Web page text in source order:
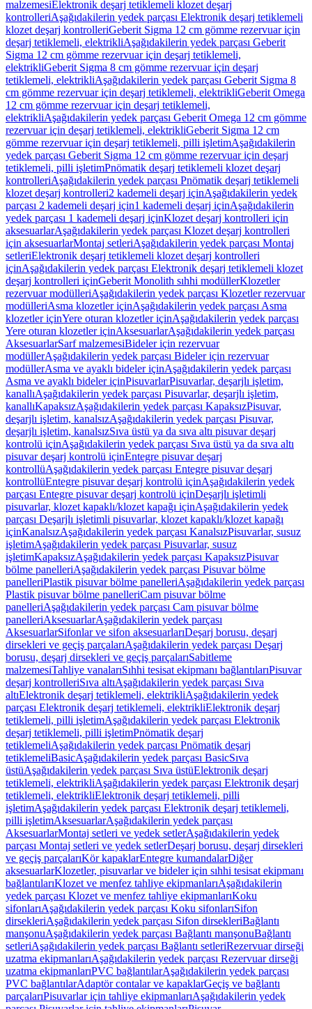
malzemesiElektronik deşarj tetiklemeli klozet deşarj
kontrolleriAşağıdakilerin yedek parçası Elektronik deşarj tetiklemeli
klozet deşarj kontrolleriGeberit Sigma 12 cm gömme rezervuar için
deşarj tetiklemeli, elektrikliAşağıdakilerin yedek parçası Geberit
Sigma 12 cm gömme rezervuar için deşarj tetiklemeli,
elektrikliGeberit Sigma 8 cm gömme rezervuar için deşarj
tetiklemeli, elektrikliAşağıdakilerin yedek parçası Geberit Sigma 8
cm gömme rezervuar için deşarj tetiklemeli, elektrikliGeberit Omega
12 cm gömme rezervuar için deşarj tetiklemeli,
elektrikliAşağıdakilerin yedek parçası Geberit Omega 12 cm gömme
rezervuar için deşarj tetiklemeli, elektrikliGeberit Sigma 12 cm
gömme rezervuar için deşarj tetiklemeli, pilli işletimAşağıdakilerin
yedek parçası Geberit Sigma 12 cm gömme rezervuar için deşarj
tetiklemeli, pilli işletimPnömatik deşarj tetiklemeli klozet deşarj
kontrolleriAşağıdakilerin yedek parçası Pnömatik deşarj tetiklemeli
klozet deşarj kontrolleri2 kademeli deşarj içinAşağıdakilerin yedek
parçası 2 kademeli deşarj için1 kademeli deşarj içinAşağıdakilerin
yedek parçası 1 kademeli deşarj içinKlozet deşarj kontrolleri için
aksesuarlarAşağıdakilerin yedek parçası Klozet deşarj kontrolleri
için aksesuarlarMontaj setleriAşağıdakilerin yedek parçası Montaj
setleriElektronik deşarj tetiklemeli klozet deşarj kontrolleri
içinAşağıdakilerin yedek parçası Elektronik deşarj tetiklemeli klozet
deşarj kontrolleri içinGeberit Monolith sıhhi modüllerKlozetler
rezervuar modülleriAşağıdakilerin yedek parçası Klozetler rezervuar
modülleriAsma klozetler içinAşağıdakilerin yedek parçası Asma
klozetler içinYere oturan klozetler içinAşağıdakilerin yedek parçası
Yere oturan klozetler içinAksesuarlarAşağıdakilerin yedek parçası
AksesuarlarSarf malzemesiBideler için rezervuar
modüllerAşağıdakilerin yedek parçası Bideler için rezervuar
modüllerAsma ve ayaklı bideler içinAşağıdakilerin yedek parçası
Asma ve ayaklı bideler içinPisuvarlarPisuvarlar, deşarjlı işletim,
kanallıAşağıdakilerin yedek parçası Pisuvarlar, deşarjlı işletim,
kanallıKapaksızAşağıdakilerin yedek parçası KapaksızPisuvar,
deşarjlı işletim, kanalsızAşağıdakilerin yedek parçası Pisuvar,
deşarjlı işletim, kanalsızSıva üstü ya da sıva altı pisuvar deşarj
kontrolü içinAşağıdakilerin yedek parçası Sıva üstü ya da sıva altı
pisuvar deşarj kontrolü içinEntegre pisuvar deşarj
kontrollüAşağıdakilerin yedek parçası Entegre pisuvar deşarj
kontrollüEntegre pisuvar deşarj kontrolü içinAşağıdakilerin yedek
parçası Entegre pisuvar deşarj kontrolü içinDeşarjlı işletimli
pisuvarlar, klozet kapaklı/klozet kapağı içinAşağıdakilerin yedek
parçası Deşarjlı işletimli pisuvarlar, klozet kapaklı/klozet kapağı
içinKanalsızAşağıdakilerin yedek parçası KanalsızPisuvarlar, susuz
işletimAşağıdakilerin yedek parçası Pisuvarlar, susuz
işletimKapaksızAşağıdakilerin yedek parçası KapaksızPisuvar
bölme panelleriAşağıdakilerin yedek parçası Pisuvar bölme
panelleriPlastik pisuvar bölme panelleriAşağıdakilerin yedek parçası
Plastik pisuvar bölme panelleriCam pisuvar bölme
panelleriAşağıdakilerin yedek parçası Cam pisuvar bölme
panelleriAksesuarlarAşağıdakilerin yedek parçası
AksesuarlarSifonlar ve sifon aksesuarlarıDeşarj borusu, deşarj
dirsekleri ve geçiş parçalarıAşağıdakilerin yedek parçası Deşarj
borusu, deşarj dirsekleri ve geçiş parçalarıSabitleme
malzemesiTahliye vanalarıSıhhi tesisat ekipmanı bağlantılarıPisuvar
deşarj kontrolleriSıva altıAşağıdakilerin yedek parçası Sıva
altıElektronik deşarj tetiklemeli, elektrikliAşağıdakilerin yedek
parçası Elektronik deşarj tetiklemeli, elektrikliElektronik deşarj
tetiklemeli, pilli işletimAşağıdakilerin yedek parçası Elektronik
deşarj tetiklemeli, pilli işletimPnömatik deşarj
tetiklemeliAşağıdakilerin yedek parçası Pnömatik deşarj
tetiklemeliBasicAşağıdakilerin yedek parçası BasicSıva
üstüAşağıdakilerin yedek parçası Sıva üstüElektronik deşarj
tetiklemeli, elektrikliAşağıdakilerin yedek parçası Elektronik deşarj
tetiklemeli, elektrikliElektronik deşarj tetiklemeli, pilli
işletimAşağıdakilerin yedek parçası Elektronik deşarj tetiklemeli,
pilli işletimAksesuarlarAşağıdakilerin yedek parçası
AksesuarlarMontaj setleri ve yedek setlerAşağıdakilerin yedek
parçası Montaj setleri ve yedek setlerDeşarj borusu, deşarj dirsekleri
ve geçiş parçalarıKör kapaklarEntegre kumandalarDiğer
aksesuarlarKlozetler, pisuvarlar ve bideler için sıhhi tesisat ekipmanı
bağlantılarıKlozet ve menfez tahliye ekipmanlarıAşağıdakilerin
yedek parçası Klozet ve menfez tahliye ekipmanlarıKoku
sifonlarıAşağıdakilerin yedek parçası Koku sifonlarıSifon
dirsekleriAşağıdakilerin yedek parçası Sifon dirsekleriBağlantı
manşonuAşağıdakilerin yedek parçası Bağlantı manşonuBağlantı
setleriAşağıdakilerin yedek parçası Bağlantı setleriRezervuar dirseği
uzatma ekipmanlarıAşağıdakilerin yedek parçası Rezervuar dirseği
uzatma ekipmanlarıPVC bağlantılarAşağıdakilerin yedek parçası
PVC bağlantılarAdaptör contalar ve kapaklarGeçiş ve bağlantı
parçalarıPisuvarlar için tahliye ekipmanlarıAşağıdakilerin yedek